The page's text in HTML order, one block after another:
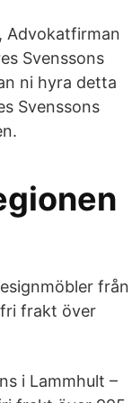
Advokatfirman
Svenssons
ni hyra detta
Svenssons
från
frakt över
i Lammhult –